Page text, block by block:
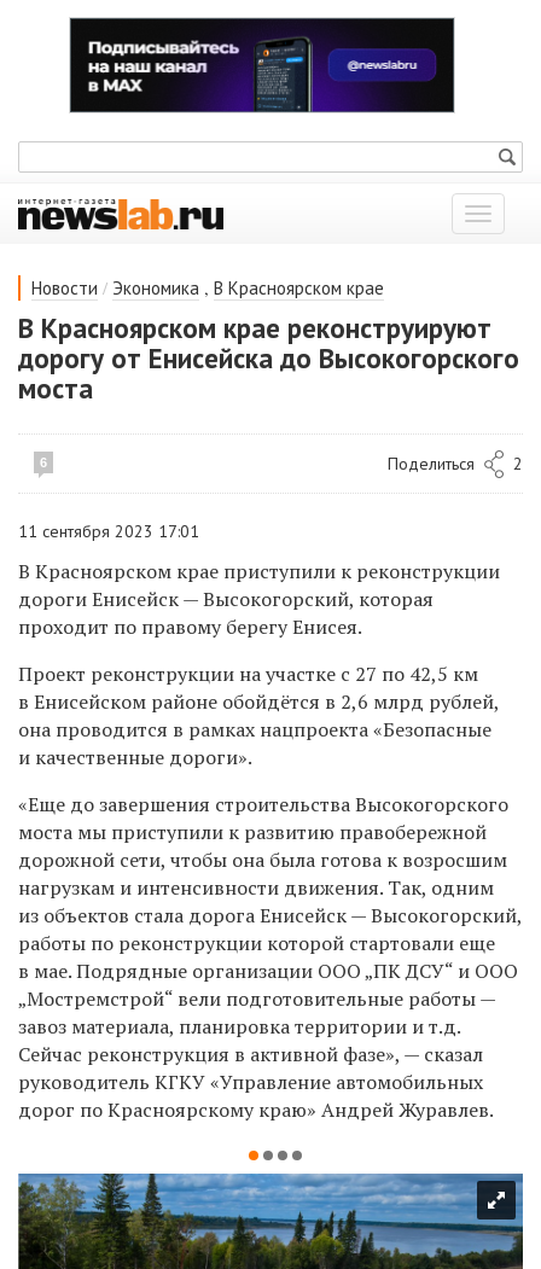
Показать
меню
Новости / Экономика , В Красноярском крае
В Красноярском крае реконструируют
дорогу от Енисейска до Высокогорского
моста
6 Поделиться 2
11 сентября 2023 17:01
В Красноярском крае приступили к реконструкции
дороги Енисейск — Высокогорский, которая
проходит по правому берегу Енисея.
Проект реконструкции на участке с 27 по 42,5 км
в Енисейском районе обойдётся в 2,6 млрд рублей,
она проводится в рамках нацпроекта «Безопасные
и качественные дороги».
«Еще до завершения строительства Высокогорского
моста мы приступили к развитию правобережной
дорожной сети, чтобы она была готова к возросшим
нагрузкам и интенсивности движения. Так, одним
из объектов стала дорога Енисейск — Высокогорский,
работы по реконструкции которой стартовали еще
в мае. Подрядные организации ООО „ПК ДСУ“ и ООО
„Мостремстрой“ вели подготовительные работы —
завоз материала, планировка территории и т.д.
Сейчас реконструкция в активной фазе», — сказал
руководитель КГКУ «Управление автомобильных
дорог по Красноярскому краю» Андрей Журавлев.